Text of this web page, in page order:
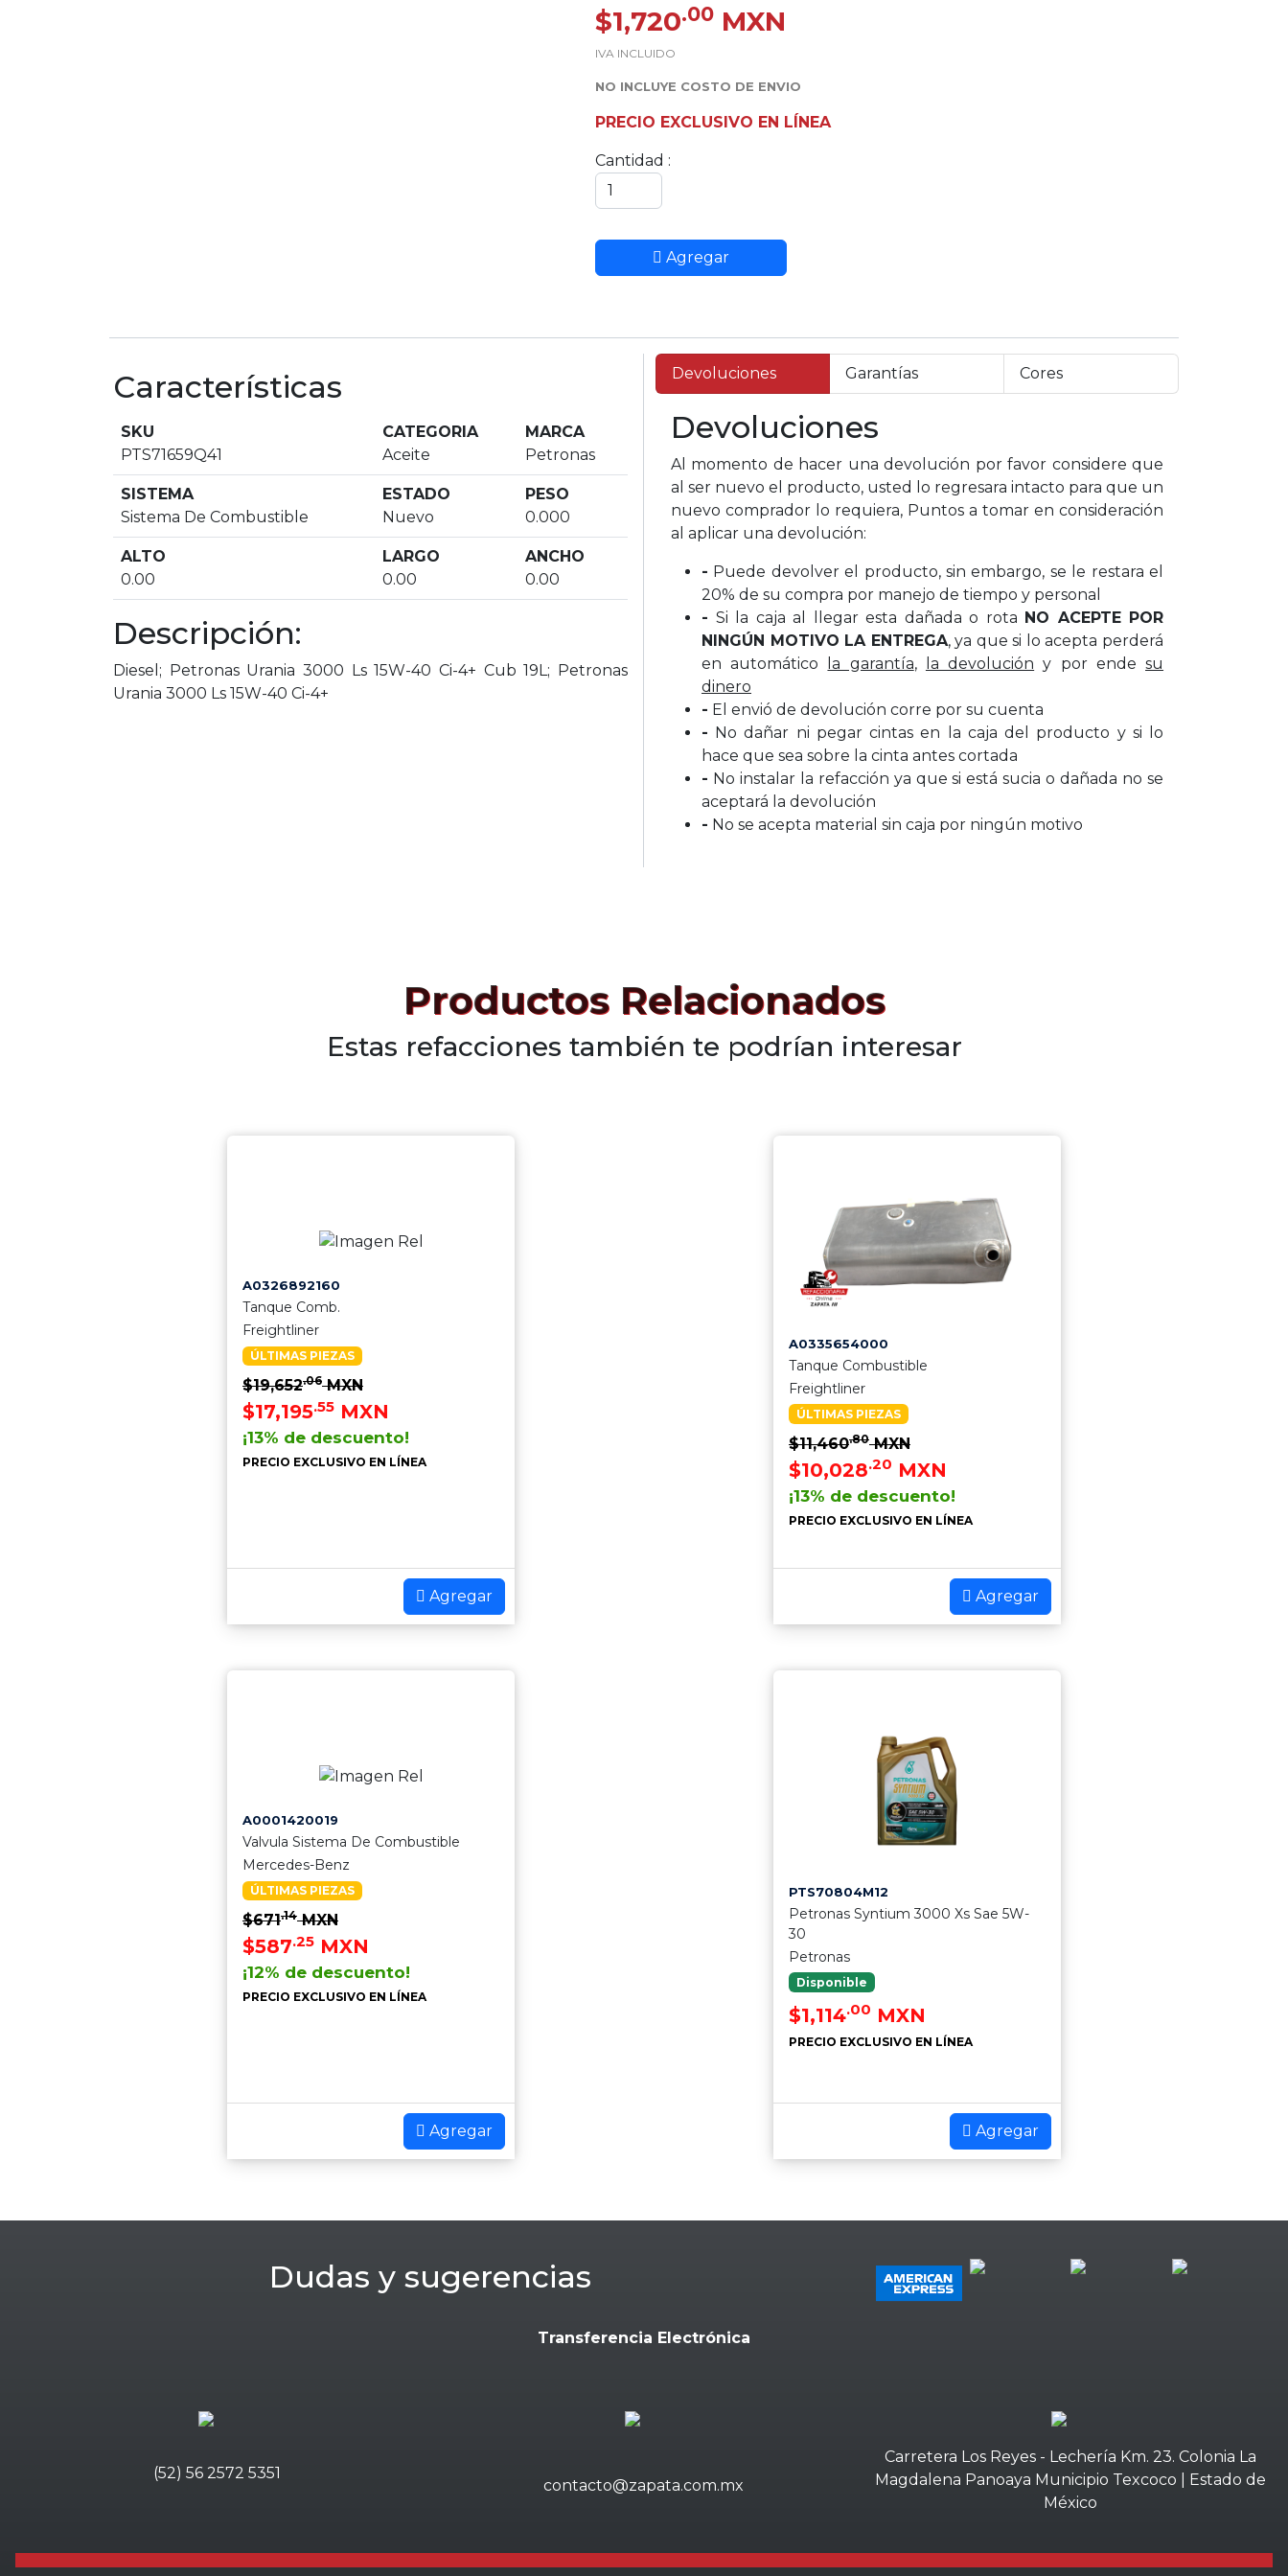
$1,720.00 MXN
IVA INCLUIDO
NO INCLUYE COSTO DE ENVIO
PRECIO EXCLUSIVO EN LÍNEA
Cantidad :
Agregar
Características
SKU
PTS71659Q41
CATEGORIA
Aceite
MARCA
Petronas
SISTEMA
Sistema De Combustible
ESTADO
Nuevo
PESO
0.000
ALTO
0.00
LARGO
0.00
ANCHO
0.00
Descripción:
Diesel; Petronas Urania 3000 Ls 15W-40 Ci-4+ Cub 19L; Petronas
Urania 3000 Ls 15W-40 Ci-4+
Devoluciones Garantías Cores
Devoluciones
Al momento de hacer una devolución por favor considere que
al ser nuevo el producto, usted lo regresara intacto para que un
nuevo comprador lo requiera, Puntos a tomar en consideración
al aplicar una devolución:
- Puede devolver el producto, sin embargo, se le restara el
20% de su compra por manejo de tiempo y personal
- Si la caja al llegar esta dañada o rota NO ACEPTE POR
NINGÚN MOTIVO LA ENTREGA, ya que si lo acepta perderá
en automático
la garantía, la devolución y por endesu
dinero
- El envió de devolución corre por su cuenta
- No dañar ni pegar cintas en la caja del producto y si lo
hace que sea sobre la cinta antes cortada
- No instalar la refacción ya que si está sucia o dañada no se
aceptará la devolución
- No se acepta material sin caja por ningún motivo
Productos Relacionados
Estas refacciones también te podrían interesar
A0326892160
Tanque Comb.
Freightliner
ÚLTIMAS PIEZAS
$19,652.06MXN
$17,195.55 MXN
¡13% de descuento!
PRECIO EXCLUSIVO EN LÍNEA
Agregar
A0335654000
Tanque Combustible
Freightliner
ÚLTIMAS PIEZAS
$11,460.80MXN
$10,028.20 MXN
¡13% de descuento!
PRECIO EXCLUSIVO EN LÍNEA
Agregar
A0001420019
Valvula Sistema De Combustible
Mercedes-Benz
ÚLTIMAS PIEZAS
$671.14MXN
$587.25 MXN
¡12% de descuento!
PRECIO EXCLUSIVO EN LÍNEA
Agregar
PTS70804M12
Petronas Syntium 3000 Xs Sae 5W-
30
Petronas
Disponible
$1,114.00 MXN
PRECIO EXCLUSIVO EN LÍNEA
Agregar
Dudas y sugerencias
Transferencia Electrónica
(52) 56 2572 5351
contacto@zapata.com.mx
Carretera Los Reyes - Lechería Km. 23. Colonia La
Magdalena Panoaya Municipio Texcoco | Estado de
México